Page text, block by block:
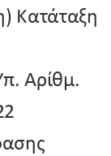
Κατάταξη
Αρίθμ.